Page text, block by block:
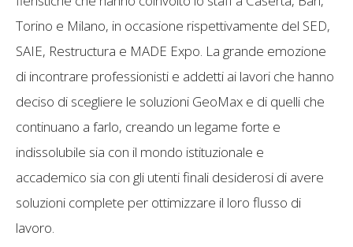
Torino e Milano, in occasione rispettivamente del SED,
SAIE, Restructura e MADE Expo. La grande emozione
di incontrare professionisti e addetti ai lavori che hanno
deciso di scegliere le soluzioni GeoMax e di quelli che
continuano a farlo, creando un legame forte e
indissolubile sia con il mondo istituzionale e
accademico sia con gli utenti finali desiderosi di avere
soluzioni complete per ottimizzare il loro flusso di
lavoro.